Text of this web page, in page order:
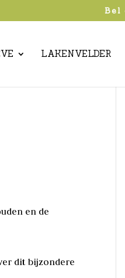
Bel
LAKENVELDER
en de
dit bijzondere